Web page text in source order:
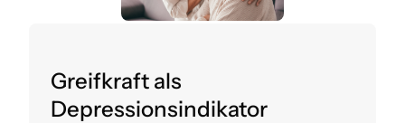
Greifkraft als
Depressionsindikator